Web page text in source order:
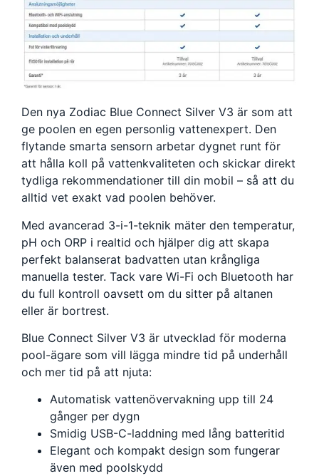
Den nya Zodiac Blue Connect Silver V3 är som att
ge poolen en egen personlig vattenexpert. Den
flytande smarta sensorn arbetar dygnet runt för
att hålla koll på vattenkvaliteten och skickar direkt
tydliga rekommendationer till din mobil – så att du
alltid vet exakt vad poolen behöver.
Med avancerad 3-i-1-teknik mäter den temperatur,
pH och ORP i realtid och hjälper dig att skapa
perfekt balanserat badvatten utan krångliga
manuella tester. Tack vare Wi-Fi och Bluetooth har
du full kontroll oavsett om du sitter på altanen
eller är bortrest.
Blue Connect Silver V3 är utvecklad för moderna
pool-ägare som vill lägga mindre tid på underhåll
och mer tid på att njuta:
Automatisk vattenövervakning upp till 24
gånger per dygn
Smidig USB-C-laddning med lång batteritid
Elegant och kompakt design som fungerar
även med poolskydd